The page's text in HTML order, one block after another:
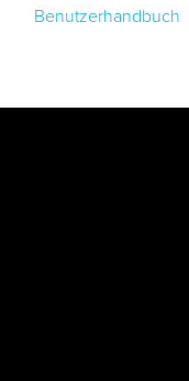
Benutzerhandbuch